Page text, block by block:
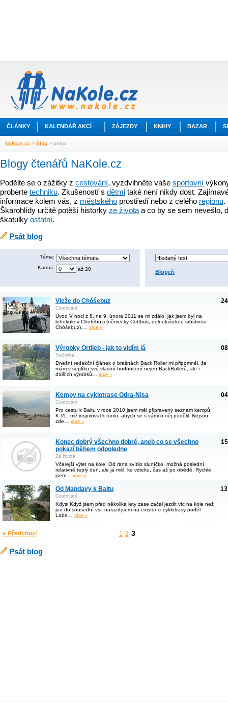
ČLÁNKY KALENDÁŘ AKCÍ ZÁJEZDY KNIHY BAZAR
NaKole.cz > Blog > petrp
Blogy čtenářů NaKole.cz
Podělte se o zážitky z cestování, vyzdvihněte vaše sportovní
proberte techniku. Zkušeností s dětmi také není nikdy dost.
informace kolem vás, z městského prostředí nebo z celého regionu.
Škarohlídy určitě potěší historky ze života a co by se sem nevešlo,
škatulky ostatní.
Psát blog
Téma:
Karma:
až 20 Blogeři
Vleže do Chóśebuz
Cestování
Úvod V noci z 8. na 9. února 2011 se mi zdálo, jak jsem byl na
lehokole v Chotěbuzi (německy Cottbus, dolnolužickou srbštinou
Chóśebuz).… více »
Výrobky Ortlieb - jak to vidím já
Technika
Dnešní redakční článek o brašnách Back Roller mi připomněl, že
mám v šuplíku své vlastní hodnocení nejen BackRollerů, ale i
dalších výrobků… více »
Kempy na cyklotrase Odra-Nisa
Cestování
Pro cestu k Baltu v roce 2010 jsem měl připravený seznam kempů.
K.VL. mě inspiroval k tomu, abych se s vámi o něj podělil. Nejsou
zde… více »
Konec dobrý všechno dobré, aneb co se všechno
pokazí během odpoledne
Ze života
Včerejší výlet na kole: Od rána svítilo sluníčko, možná poslední
relativně teplý den, ale já měl, ke vzteku, čas až po obědě. Rychle
jsem… více »
Od Mandavy k Baltu
Cestování
Kdysi Když jsem před několika lety zase začal jezdit víc na kole než
jen do sousední vsi, narazil jsem na existenci cyklotrasy podél
Labe… více »
« Předchozí 1 2 3
Psát blog